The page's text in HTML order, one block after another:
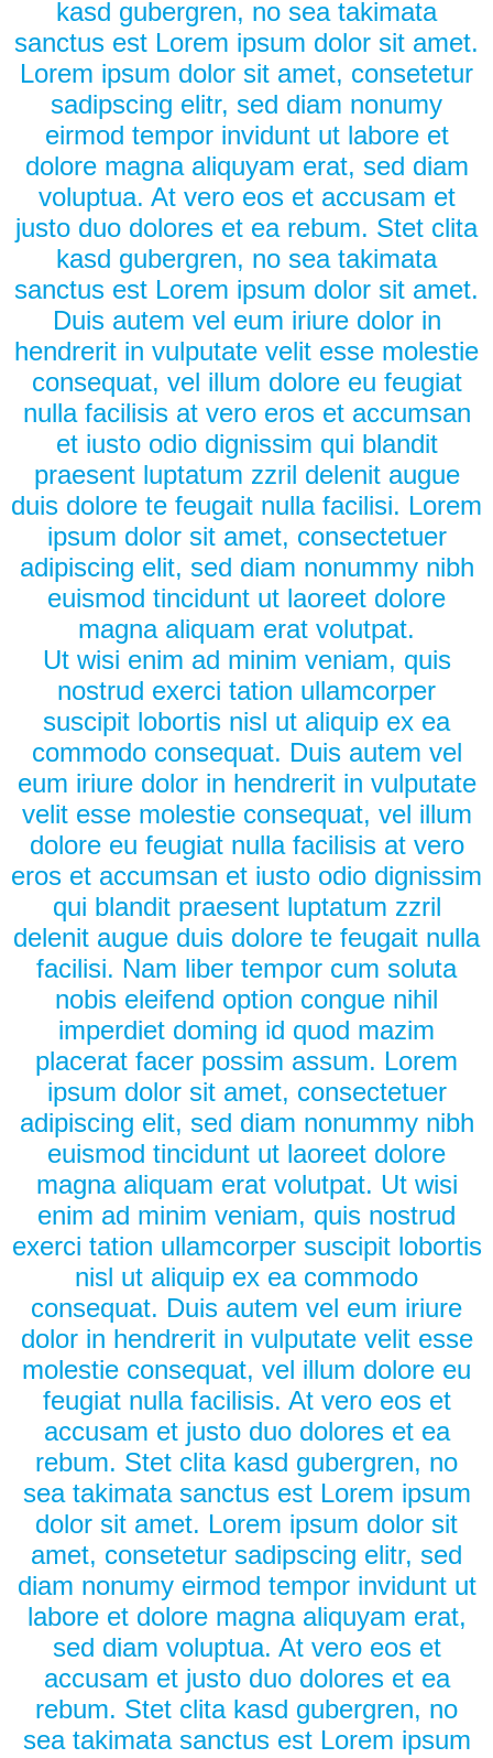
kasd gubergren, no sea takimata
sanctus est Lorem ipsum dolor sit amet.
Lorem ipsum dolor sit amet, consetetur
sadipscing elitr, sed diam nonumy
eirmod tempor invidunt ut labore et
dolore magna aliquyam erat, sed diam
voluptua. At vero eos et accusam et
justo duo dolores et ea rebum. Stet clita
kasd gubergren, no sea takimata
sanctus est Lorem ipsum dolor sit amet.
Duis autem vel eum iriure dolor in
hendrerit in vulputate velit esse molestie
consequat, vel illum dolore eu feugiat
nulla facilisis at vero eros et accumsan
et iusto odio dignissim qui blandit
praesent luptatum zzril delenit augue
duis dolore te feugait nulla facilisi. Lorem
ipsum dolor sit amet, consectetuer
adipiscing elit, sed diam nonummy nibh
euismod tincidunt ut laoreet dolore
magna aliquam erat volutpat.
Ut wisi enim ad minim veniam, quis
nostrud exerci tation ullamcorper
suscipit lobortis nisl ut aliquip ex ea
commodo consequat. Duis autem vel
eum iriure dolor in hendrerit in vulputate
velit esse molestie consequat, vel illum
dolore eu feugiat nulla facilisis at vero
eros et accumsan et iusto odio dignissim
qui blandit praesent luptatum zzril
delenit augue duis dolore te feugait nulla
facilisi. Nam liber tempor cum soluta
nobis eleifend option congue nihil
imperdiet doming id quod mazim
placerat facer possim assum. Lorem
ipsum dolor sit amet, consectetuer
adipiscing elit, sed diam nonummy nibh
euismod tincidunt ut laoreet dolore
magna aliquam erat volutpat. Ut wisi
enim ad minim veniam, quis nostrud
exerci tation ullamcorper suscipit lobortis
nisl ut aliquip ex ea commodo
consequat. Duis autem vel eum iriure
dolor in hendrerit in vulputate velit esse
molestie consequat, vel illum dolore eu
feugiat nulla facilisis. At vero eos et
accusam et justo duo dolores et ea
rebum. Stet clita kasd gubergren, no
sea takimata sanctus est Lorem ipsum
dolor sit amet. Lorem ipsum dolor sit
amet, consetetur sadipscing elitr, sed
diam nonumy eirmod tempor invidunt ut
labore et dolore magna aliquyam erat,
sed diam voluptua. At vero eos et
accusam et justo duo dolores et ea
rebum. Stet clita kasd gubergren, no
sea takimata sanctus est Lorem ipsum